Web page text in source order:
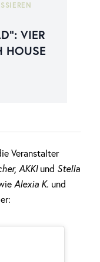
VIER
HOUSE
Veranstalter
AKKI und Stella
Alexia K. und